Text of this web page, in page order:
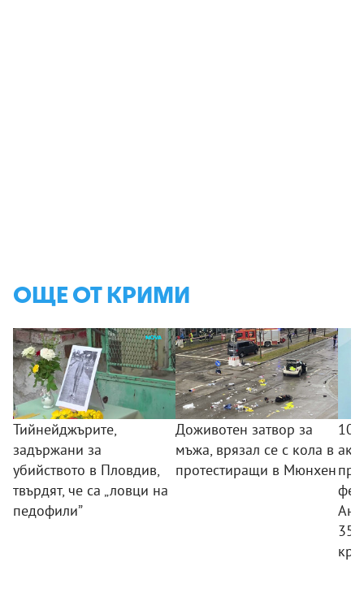
ОЩЕ ОТ КРИМИ
Тийнейджърите,
задържани за
убийството в Пловдив,
твърдят, че са „ловци на
педофили”
Доживотен затвор за
мъжа, врязал се с кола в
протестиращи в Мюнхен
10